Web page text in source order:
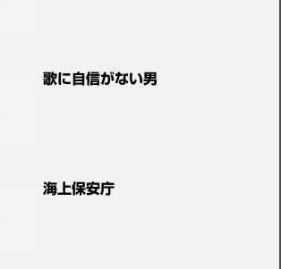
歌に自信がない男
海上保安庁